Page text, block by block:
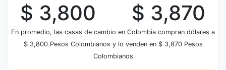
$ 3,800 $ 3,870
En promedio, las casas de cambio en Colombia compran dólares a
$ 3,800 Pesos Colombianos y lo venden en $ 3,870 Pesos
Colombianos